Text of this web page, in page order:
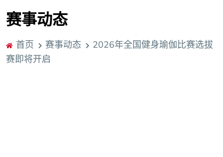
赛事动态
首页 赛事动态
2026年全国健身瑜伽比赛选拔
赛即将开启